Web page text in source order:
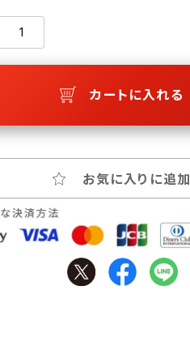
カートに入れる
お気に入りに追加